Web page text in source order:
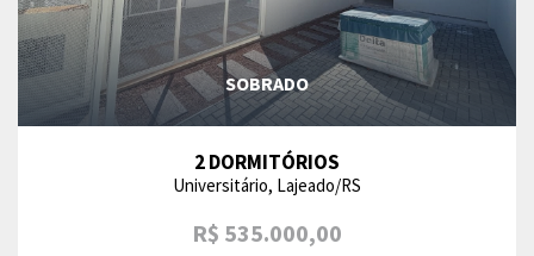
SOBRADO
2 DORMITÓRIOS
Universitário, Lajeado/RS
R$ 535.000,00